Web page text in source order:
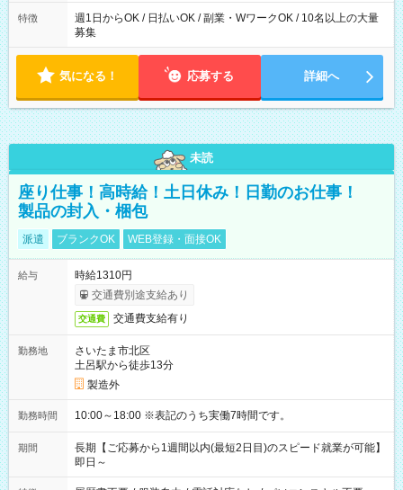
特徴
週1日からOK / 日払いOK / 副業・WワークOK / 10名以上の大量
募集
気になる！ 応募する 詳細へ
未読
座り仕事！高時給！土日休み！日勤のお仕事！
製品の封入・梱包
派遣 ブランクOK WEB登録・面接OK
給与
時給1310円
交通費別途支給あり
交通費 交通費支給有り
勤務地
さいたま市北区
土呂駅から徒歩13分
製造外
勤務時間 10:00～18:00 ※表記のうち実働7時間です。
期間
長期【ご応募から1週間以内(最短2日目)のスピード就業が可能】
即日～